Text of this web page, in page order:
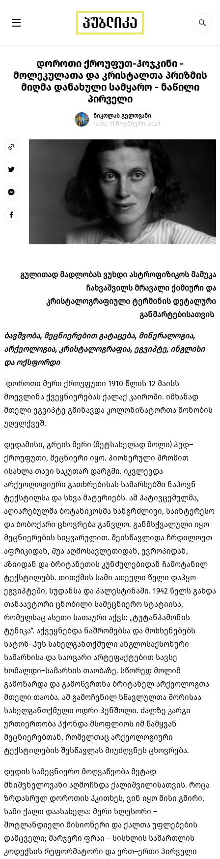
დოროთი ქროუფუთ-ჰოჯკინი -
მოლეკულათა და კრისტალთა პრიზმის
მიღმა დანახული სამყარო - ნაწილი
პირველი
ნიკოლას გელოვანი
12:30, 11 ნოემბერი, 2021
გულითად მადლობას ვუხდი ასტროფიზიკოს მამუკა
ჩახვაშვილს მრავალი ქიმიური და
კრისტალოგრაფიული ტერმინის დეტალური
განმარტებისათვის
ბავშვობა, მეცნიერებით გატაცება, მინერალოგია,
არქეოლოგია, კრისტალოგრაფია, ეგვიპტე, ინგლისი
და ოქსფორდი
დოროთი მერი ქროუფუთი 1910 წლის 12 მაისს
მოევლინა ქვეყნიერებას ქალაქ კაიროში. იმხანად
მთელი ეგვიპტე გმინავდა კოლონიზატორთა მონობის
უღელქვეშ.
დედამისი, გრეის მერი (მეტსახელად მოლი) ჰუდ–
ქროუფუთი, მეცნიერი იყო. პიონერული შრომით
ისახლა თავი საკუთარ დარგში. იკვლევდა
არქეოლოგიური გათხრებისას სამარხებში ნაპოვნ
ტექსტილსა და სხვა მატერიებს. ამ პატივცემულმა,
აღიარებულმა ბოტანიკოსმა ხანგრძლივი, საინტერესო
და ბობოქარი ცხოვრება განვლო. განმსჭვალული იყო
მეცნიერების სიყვარულით. შეისწავლიდა ჩრდილოეთ
აფრიკიდან, შუა აღმოსავლეთიდან, ევროპიდან,
აზიიდან და ბრიტანეთის კუნძულებიდან ჩამოტანილ
ტექსტილებს. თითქმის სამი ათეული წელი დაჰყო
ეგვიპტეში, სუდანსა და პალესტინაში. 1942 წელს გახდა
თანაავტორი ცნობილი სამეცნიერო სტატიისა,
რომელსაც ასეთი სათაური აქვს: „ტუტანჰამონის
ტუნიკა“. აქვეყნებდა ნაშრომებსა და მოხსენებებს
სატონ–ჰუს სახელგანთქმული ანგლოსაქსონური
სამარხისა და საოცარი არტეფაქტებით სავსე
ხომალდი–სამარხის თაობაზე. სწორედ მოლიმ
გამოზარდა და გამოწვრთნა ბრიტანელ არქეოლოგთა
მთელი თაობა. ამ გამოჩენილ სწავლულთა შორისაა
სახელგანთქმული ოდრი ჰენშოლი. ძალზე კარგი
ურთიერთობა ჰქონდა მსოფლიოს იმ წამყვან
მეცნიერებთან, რომელთაც არქეოლოგიური
ტექსტილების შესწავლას მიუძღვნეს ცხოვრება.
დედის სამეცნიერო მოღვაწეობა მეტად
მნიშვნელოვანი აღმოჩნდა ქალიშვილისათვის. როცა
ზრდასრულ დოროთის ჰკითხეს, ვინ იყო მისი გმირი,
სამი ქალი დაასახელა: მერი სლესორი –
შოტლანდიელი მისიონერი და ქალთა უფლებების
დამცველი; მარჯერი ფრაი – სისხლის სამართლის
კოდექსის რეფორმატორი და ერთ–ერთი პირველი